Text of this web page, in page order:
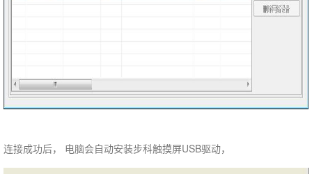
连接成功后， 电脑会自动安装步科触摸屏USB驱动，